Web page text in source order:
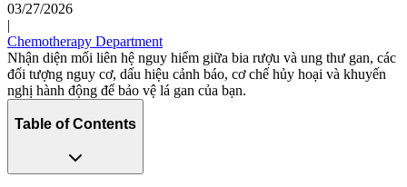
03/27/2026
|
Chemotherapy Department
Nhận diện mối liên hệ nguy hiểm giữa bia rượu và ung thư gan, các
đối tượng nguy cơ, dấu hiệu cảnh báo, cơ chế hủy hoại và khuyến
nghị hành động để bảo vệ lá gan của bạn.
Table of Contents